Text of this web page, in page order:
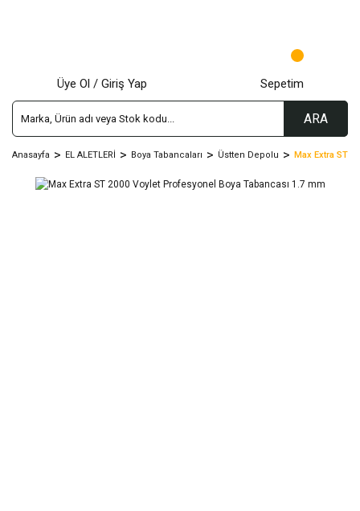
ARA
Üye Ol / Giriş Yap Sepetim
Anasayfa EL ALETLERİ Boya Tabancaları Üstten Depolu Max Extra ST